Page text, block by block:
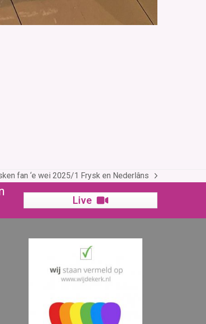
fan ‘e wei 2025/1 Frysk en Nederlâns
Live